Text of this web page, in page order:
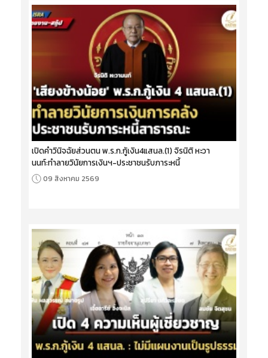
เปิดคำวินิจฉัยส่วนตน พ.ร.ก.กู้เงิน4แสนล.(1) จิรนิติ หะวา
นนท์:ทำลายวินัยการเงินฯ-ประชาชนรับภาระหนี้
09 สิงหาคม 2569